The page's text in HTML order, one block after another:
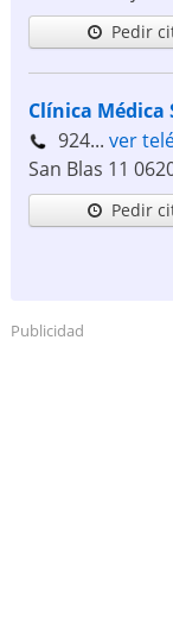
Pedir
Clínica Médica
924... ver
San Blas 11
Pedir
Publicidad